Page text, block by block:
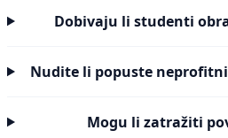
Dobivaju li studenti
Nudite li popuste
Mogu li zatražiti